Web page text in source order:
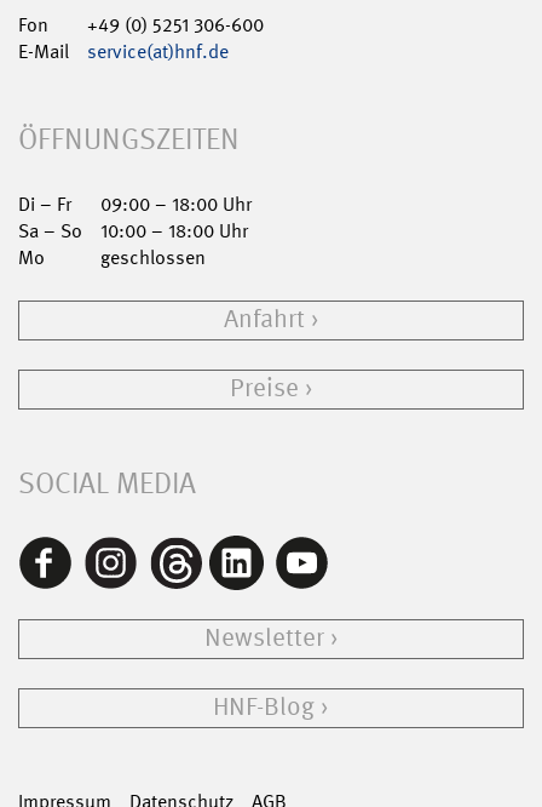
Fon
+49 (0) 5251 306-600
E-Mail
service(at)hnf.de
ÖFFNUNGSZEITEN
Di – Fr
09:00 – 18:00 Uhr
Sa – So
10:00 – 18:00 Uhr
Mo
geschlossen
Anfahrt
Preise
SOCIAL MEDIA
Newsletter
HNF-Blog
Impressum Datenschutz AGB